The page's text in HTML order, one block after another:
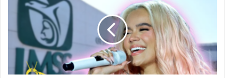
Concierto